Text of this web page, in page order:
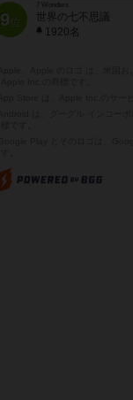
9位
7 Wonders
世界の七不思議
1920名